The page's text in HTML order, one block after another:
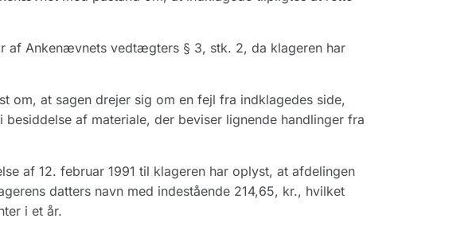
af Ankenævnets vedtægters § 3, stk. 2, da klageren har
om, at sagen drejer sig om en fejl fra indklagedes side,
af materiale, der beviser lignende handlinger fra
af 12. februar 1991 til klageren har oplyst, at afdelingen
datters navn med indestående 214,65, kr., hvilket
i et år.